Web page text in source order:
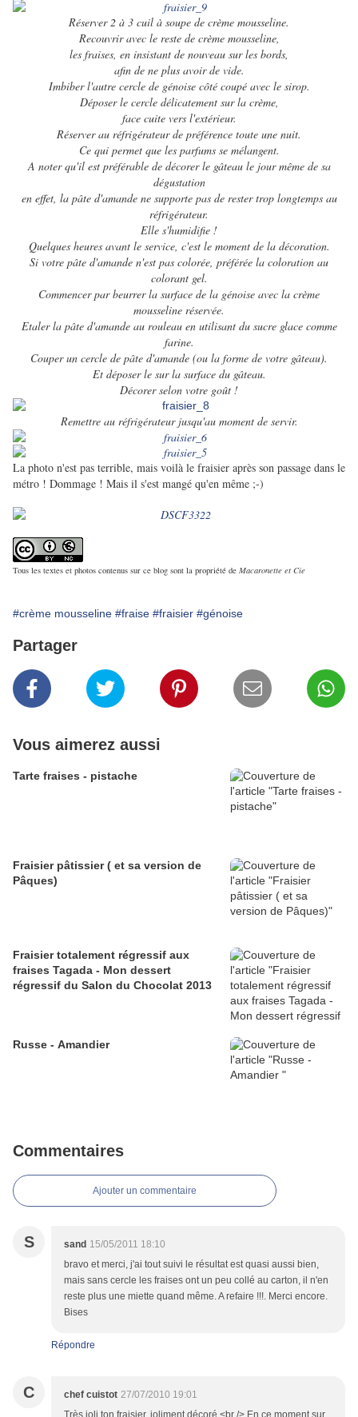
Réserver 2 à 3 cuil à soupe de crème mousseline.
Recouvrir avec le reste de crème mousseline,
les fraises, en insistant de nouveau sur les bords,
afin de ne plus avoir de vide.
Imbiber l'autre cercle de génoise côté coupé avec le sirop.
Déposer le cercle délicatement sur la crème,
face cuite vers l'extérieur.
Réserver au réfrigérateur de préférence toute une nuit.
Ce qui permet que les parfums se mélangent.
A noter qu'il est préférable de décorer le gâteau le jour même de sa
dégustation
en effet, la pâte d'amande ne supporte pas de rester trop longtemps au
réfrigérateur.
Elle s'humidifie !
Quelques heures avant le service, c'est le moment de la décoration.
Si votre pâte d'amande n'est pas colorée, préférée la coloration au
colorant gel.
Commencer par beurrer la surface de la génoise avec la crème
mousseline réservée.
Etaler la pâte d'amande au rouleau en utilisant du sucre glace comme
farine.
Couper un cercle de pâte d'amande (ou la forme de votre gâteau).
Et déposer le sur la surface du gâteau.
Décorer selon votre goût !
Remettre au réfrigérateur jusqu'au moment de servir.
La photo n'est pas terrible, mais voilà le fraisier après son passage dans le
métro ! Dommage ! Mais il s'est mangé qu'en même ;-)
Tous les textes et photos contenus sur ce blog sont la propriété de Macaronette et Cie
#crème mousseline #fraise #fraisier #génoise
Partager
Vous aimerez aussi
Tarte fraises - pistache
Fraisier pâtissier ( et sa version de
Pâques)
Fraisier totalement régressif aux
fraises Tagada - Mon dessert
régressif du Salon du Chocolat 2013
Russe - Amandier
Commentaires
Ajouter un commentaire
S sand 15/05/2011 18:10
bravo et merci, j'ai tout suivi le résultat est quasi aussi bien,
mais sans cercle les fraises ont un peu collé au carton, il n'en
reste plus une miette quand même. A refaire !!!. Merci encore.
Bises
Répondre
C chef cuistot 27/07/2010 19:01
Très joli ton fraisier, joliment décoré.<br /> En ce moment sur